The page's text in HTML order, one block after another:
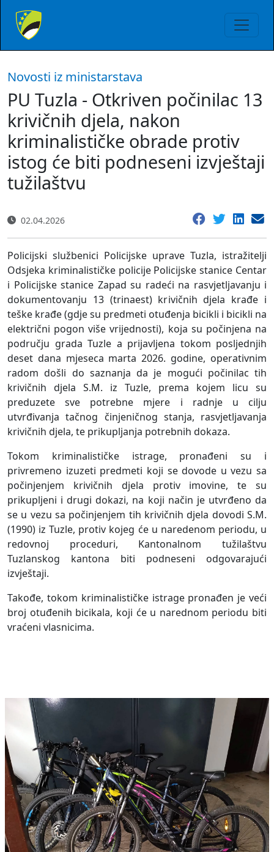
Novosti iz ministarstava
PU Tuzla - Otkriven počinilac 13
krivičnih djela, nakon
kriminalističke obrade protiv
istog će biti podneseni izvještaji
tužilaštvu
02.04.2026
Policijski službenici Policijske uprave Tuzla, istražitelji
Odsjeka kriminalističke policije Policijske stanice Centar
i Policijske stanice Zapad su radeći na rasvjetljavanju i
dokumentovanju 13 (trinaest) krivičnih djela krađe i
teške krađe (gdje su predmeti otuđenja bicikli i bicikli na
električni pogon više vrijednosti), koja su počinjena na
području grada Tuzle a prijavljena tokom posljednjih
deset dana mjeseca marta 2026. godine, operativnim
radom došli do saznanja da je mogući počinilac tih
krivičnih djela S.M. iz Tuzle, prema kojem licu su
preduzete sve potrebne mjere i radnje u cilju
utvrđivanja tačnog činjeničnog stanja, rasvjetljavanja
krivičnih djela, te prikupljanja potrebnih dokaza.
Tokom kriminalističke istrage, pronađeni su i
privremeno izuzeti predmeti koji se dovode u vezu sa
počinjenjem krivičnih djela protiv imovine, te su
prikupljeni i drugi dokazi, na koji način je utvrđeno da
se u vezu sa počinjenjem tih krivičnih djela dovodi S.M.
(1990) iz Tuzle, protiv kojeg će u naredenom periodu, u
redovnoj proceduri, Kantonalnom tužilaštvu
Tuzlanskog kantona biti podneseni odgovarajući
izvještaji.
Takođe, tokom kriminalističke istrage pronađen je veći
broj otuđenih bicikala, koji će u narednom periodu biti
vraćeni vlasnicima.